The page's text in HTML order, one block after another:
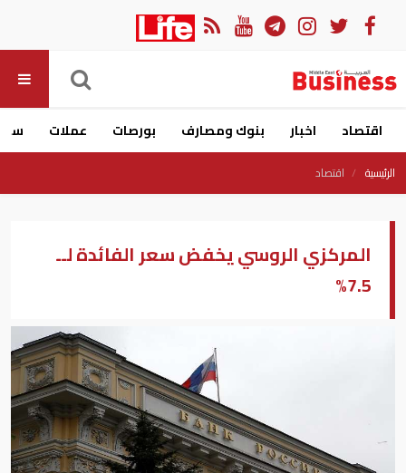
اقتصاد اخبار بنوك ومصارف بورصات عملات
الرئيسية اقتصاد
المركزي الروسي يخفض سعر الفائدة لــ
7.5%